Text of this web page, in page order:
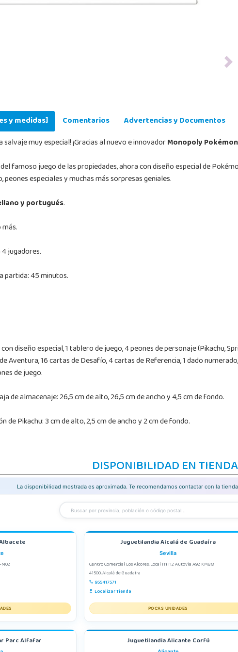
Next
y medidas] Comentarios
Advertencias y Documentos
muy especial! ¡Gracias al nuevo e innovadorMonopoly
famoso juego de las propiedades, ahora con diseño especial de
especiales y muchas más sorpresas geniales.
y portugués.
jugadores.
partida: 45 minutos.
diseño especial, 1 tablero de juego, 4 peones de personaje (Pikachu,
Aventura, 16 cartas de Desafío, 4 cartas de Referencia, 1 dado
de juego.
de almacenaje: 26,5 cm de alto, 26,5 cm de ancho y 4,5 cm de fondo.
de Pikachu: 3 cm de alto, 2,5 cm de ancho y 2 cm de fondo.
DISPONIBILIDAD EN
La disponibilidad mostrada es aproximada. Te recomendamos contactar con la
Juguetilandia Alcalá de Guadaíra
Sevilla
Centro Comercial Los Alcores, Local H1 H2 Autovia A92 KM8.8
41500, Alcalá de Guadaíra
955417571
Localizar Tienda
POCAS UNIDADES
Parc Alfafar Juguetilandia Alicante Corfú